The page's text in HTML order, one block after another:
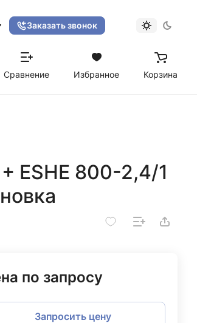
Заказать звонок
Сравнение Избранное Корзина
ESHE 800-2,4/1
по запросу
Запросить цену